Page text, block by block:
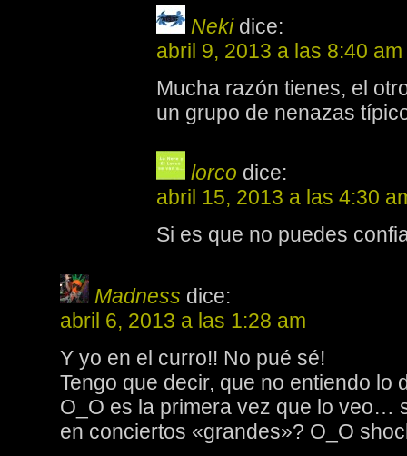
Neki dice:
abril 9, 2013 a las 8:40 am
Mucha razón tienes, el
un grupo de nenazas
lorco dice:
abril 15, 2013 a las 4:30
Si es que no puedes
Madness dice:
abril 6, 2013 a las 1:28 am
Y yo en el curro!! No pué sé!
Tengo que decir, que no entiendo lo
O_O es la primera vez que lo veo…
en conciertos «grandes»? O_O